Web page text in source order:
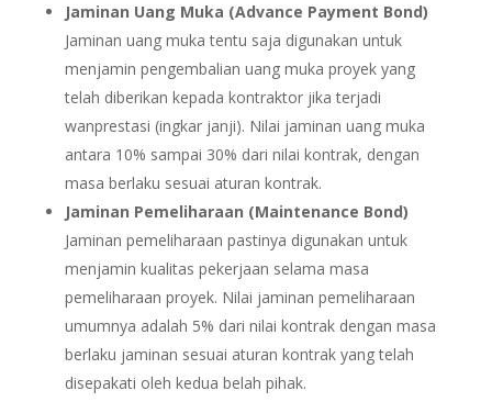
Jaminan Uang Muka (Advance Payment Bond)
Jaminan uang muka tentu saja digunakan untuk
menjamin pengembalian uang muka proyek yang
telah diberikan kepada kontraktor jika terjadi
wanprestasi (ingkar janji). Nilai jaminan uang muka
antara 10% sampai 30% dari nilai kontrak, dengan
masa berlaku sesuai aturan kontrak.
Jaminan Pemeliharaan (Maintenance Bond)
Jaminan pemeliharaan pastinya digunakan untuk
menjamin kualitas pekerjaan selama masa
pemeliharaan proyek. Nilai jaminan pemeliharaan
umumnya adalah 5% dari nilai kontrak dengan masa
berlaku jaminan sesuai aturan kontrak yang telah
disepakati oleh kedua belah pihak.